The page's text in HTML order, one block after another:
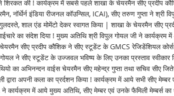
की ! कार्यक्रम में सबसे पहले शाखा के चेयरमैन सीए प्रदीप
नॉर्थेर्न इंडिया रीजनल कॉउन्सिल, ICAI), सीए तरुण गुप्ता ने श्री
शाल एंड मोमेंटो देकर स्वागत किया | शाखा के चेयरमैन सीए
का संदेश दिया ! मुख्य अतिथि श्री विपुल गोयल जी ने कार्यक्रम
सीए प्रदीप कौशिक ने सीए स्टूडेंट के GMCS रेजिडेंशियल
ने सीए स्टूडेंट के उज्जवल भविष्य के लिए उनका प्रस्ताव स्वीकार
का अभिनन्दन वाईस चेयरमैन सीए महेन्द्र गुप्ता तथा सचिव सीए
द्वारा अपनी कला का प्रर्दशन किया ! कार्यक्रम में आये सभी सीए
ने कार्यक्रम में आये मुख्य अतिथि, सीए मेम्बर एवं उनके फैमिली मेम्बर्स